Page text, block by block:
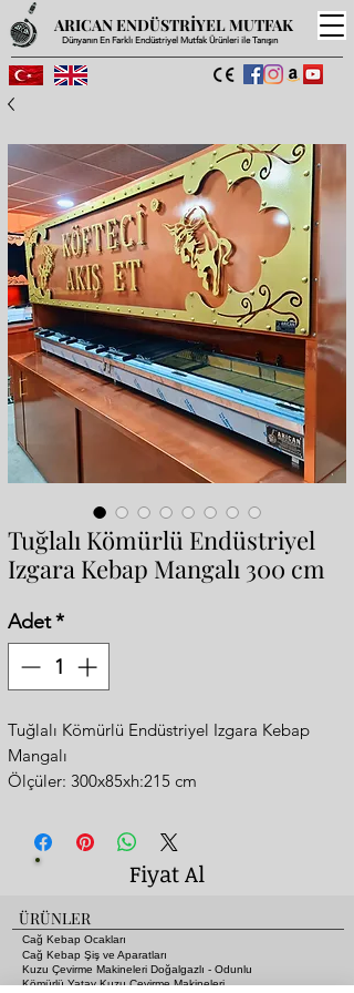
Dünyanın En Farklı Endüstriyel Mutfak Ürünleri ile Tanışın
ARICAN ENDÜSTRİYEL MUTFAK
Tuğlalı Kömürlü Endüstriyel
Izgara Kebap Mangalı 300 cm
Adet*
Tuğlalı Kömürlü Endüstriyel Izgara Kebap
Mangalı
Ölçüler: 300x85xh:215 cm
3 Bacalı Turbo Duman Çekiş Sistemi
Ön panel Özel Logo Dizayn
Mangal Paslanmaz Krom Giydirme
Fiyat Al
ÜRÜNLER
Cağ Kebap Ocakları
Cağ Kebap Şiş ve Aparatları
Kuzu Çevirme Makineleri Doğalgazlı - Odunlu
Kömürlü Yatay Kuzu Çevirme Makineleri